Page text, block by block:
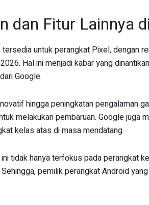
dan Fitur Lainnya
untuk perangkat Pixel, dengan
Hal ini menjadi kabar yang
Google.
hingga peningkatan pengalaman
melakukan pembaruan. Google juga
kelas atas di masa mendatang.
tidak hanya terfokus pada perangkat
pemilik perangkat Android